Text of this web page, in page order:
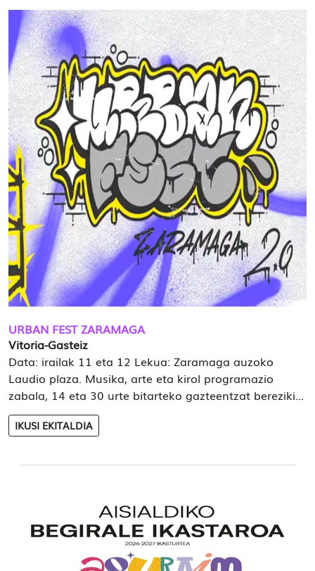
URBAN FEST ZARAMAGA
Vitoria-Gasteiz
Data: irailak 11 eta 12 Lekua: Zaramaga auzoko
Laudio plaza. Musika, arte eta kirol programazio
zabala, 14 eta 30 urte bitarteko gazteentzat bereziki...
IKUSI EKITALDIA